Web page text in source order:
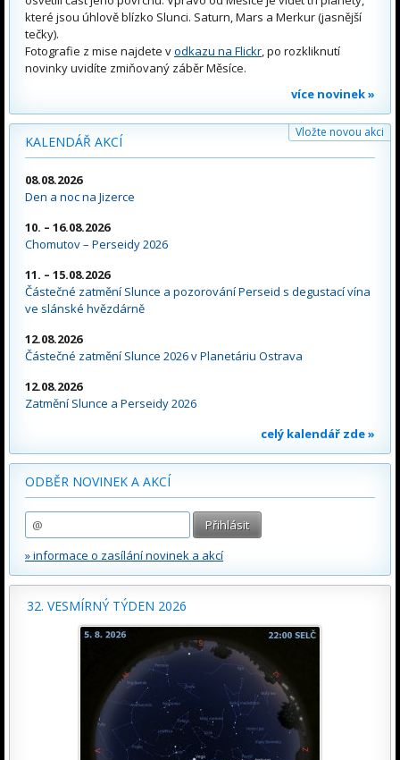
které jsou úhlově blízko Slunci. Saturn, Mars a Merkur (jasnější
tečky).
Fotografie z mise najdete vodkazu na Flickr, po rozkliknutí
novinky uvidíte zmiňovaný záběr Měsíce.
více novinek »
KALENDÁŘ AKCÍ
Vložte novou akci
08.08.2026
Den a noc na Jizerce
10. – 16.08.2026
Chomutov – Perseidy 2026
11. – 15.08.2026
Částečné zatmění Slunce a pozorování Perseid s degustací vína
ve slánské hvězdárně
12.08.2026
Částečné zatmění Slunce 2026 v Planetáriu Ostrava
12.08.2026
Zatmění Slunce a Perseidy 2026
celý kalendář zde »
ODBĚR NOVINEK A AKCÍ
» informace o zasílání novinek a akcí
32. VESMÍRNÝ TÝDEN 2026